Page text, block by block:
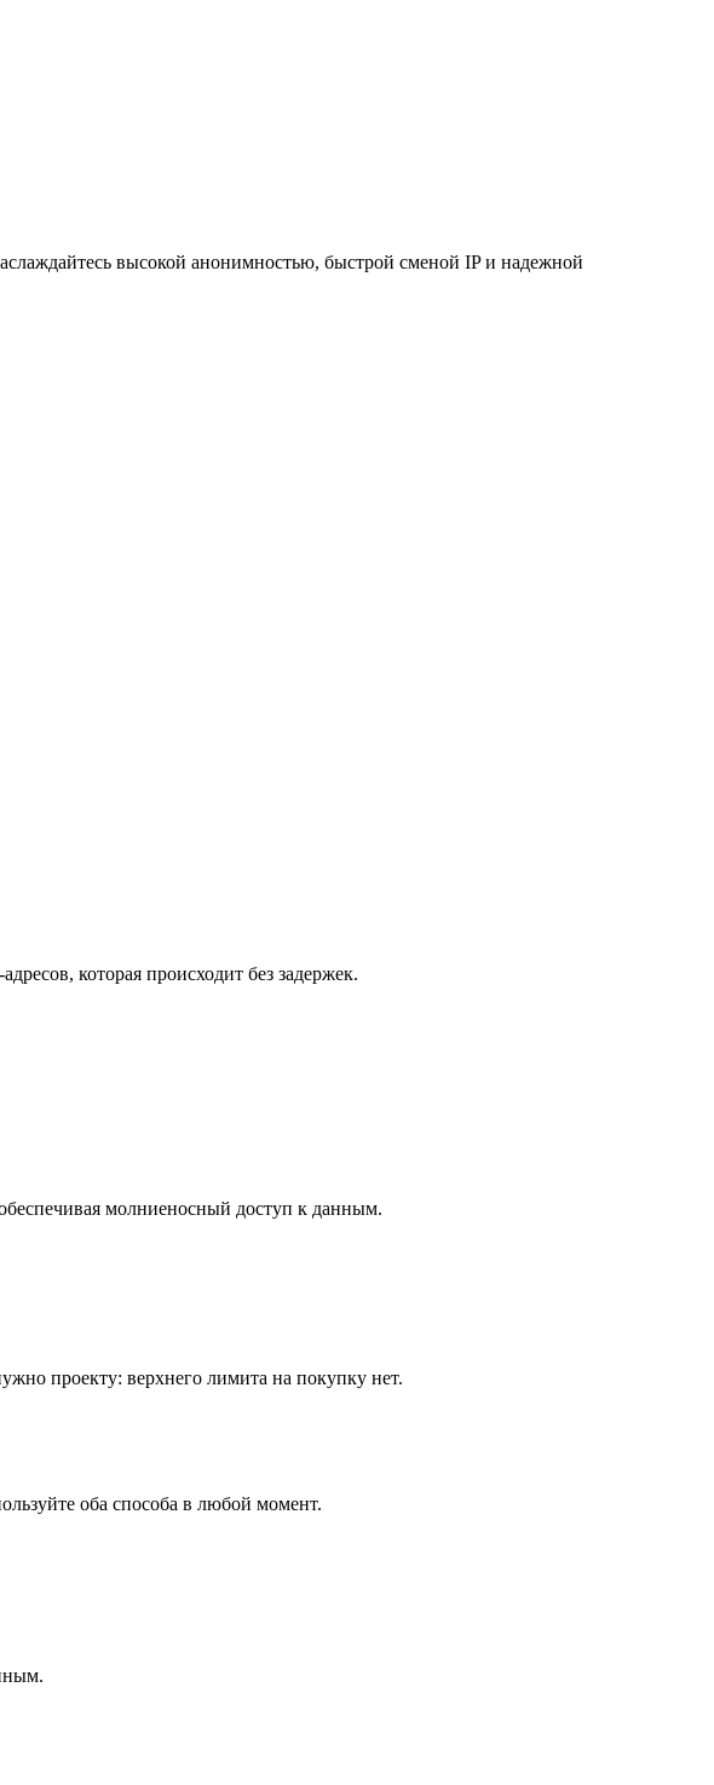
высокой анонимностью, быстрой сменой IP и надежной
которая происходит без задержек.
молниеносный доступ к данным.
проекту: верхнего лимита на покупку нет.
оба способа в любой момент.